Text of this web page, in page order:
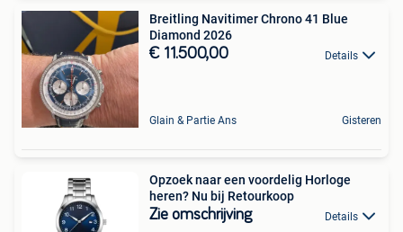
Breitling Navitimer Chrono 41 Blue
Diamond 2026
€ 11.500,00 Details
Glain & Partie Ans Gisteren
Opzoek naar een voordelig Horloge
heren? Nu bij Retourkoop
Zie omschrijving Details